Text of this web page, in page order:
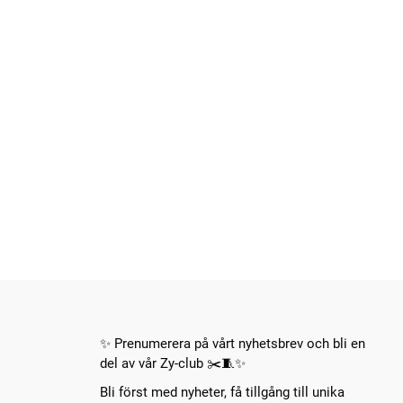
✨ Prenumerera på vårt nyhetsbrev och bli en
del av vår Zy-club ✂️🧵✨
Bli först med nyheter, få tillgång till unika